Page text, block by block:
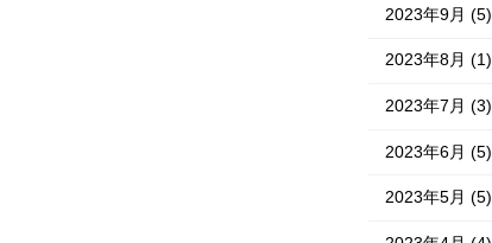
2023年9月 (5)
2023年8月 (1)
2023年7月 (3)
2023年6月 (5)
2023年5月 (5)